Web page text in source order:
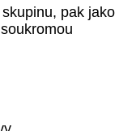
pak jako